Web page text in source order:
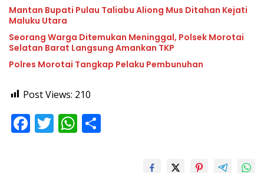
Mantan Bupati Pulau Taliabu Aliong Mus Ditahan Kejati
Maluku Utara
Seorang Warga Ditemukan Meninggal, Polsek Morotai
Selatan Barat Langsung Amankan TKP
Polres Morotai Tangkap Pelaku Pembunuhan
Post Views: 210
F T W